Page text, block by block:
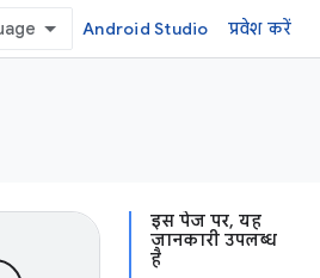
Android Studio प्रवेश करें
इस पेज पर, यह
जानकारी उपलब्ध
है